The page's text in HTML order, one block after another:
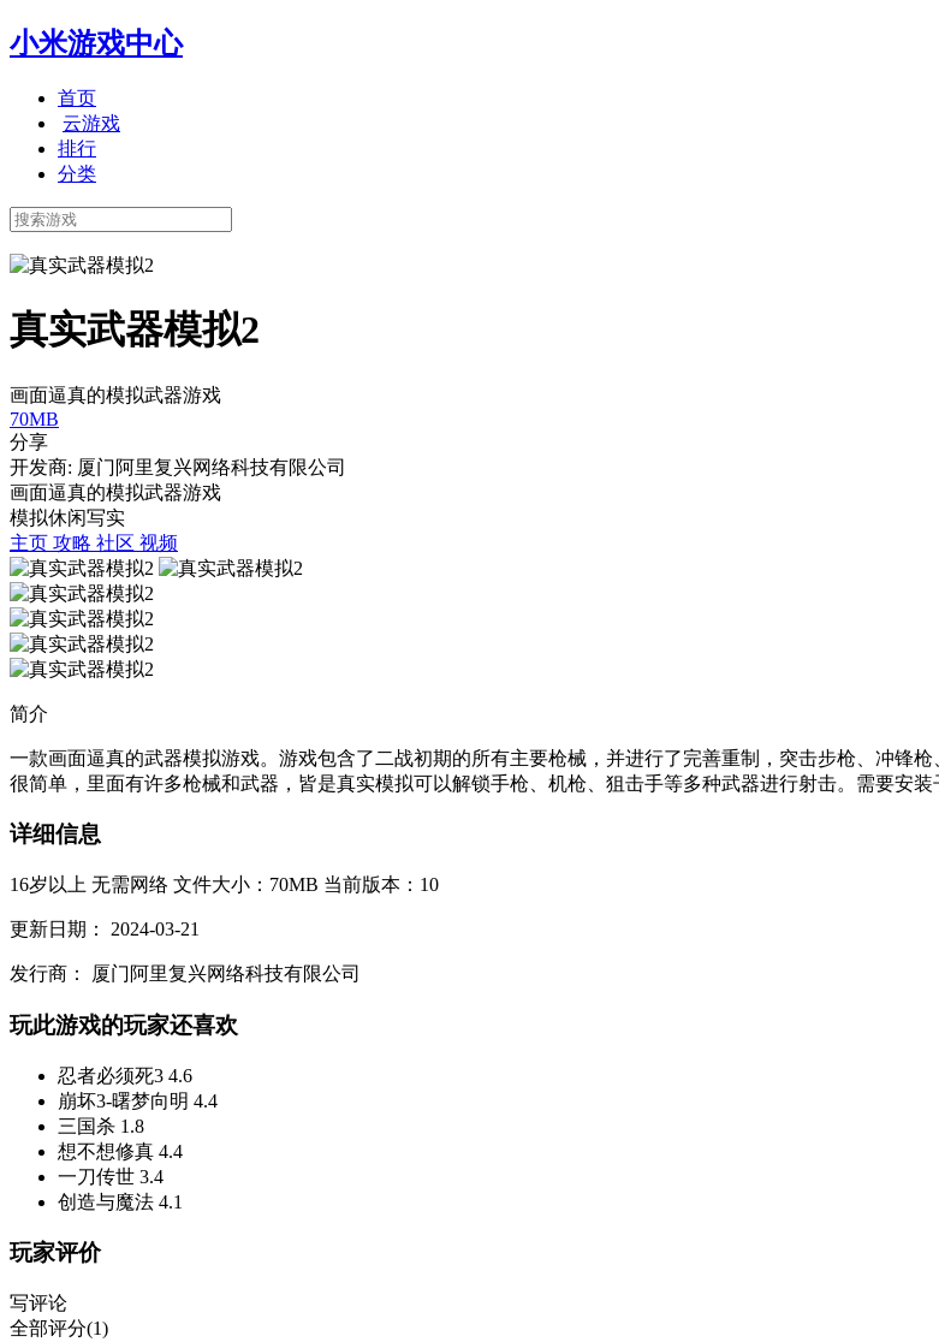
小米游戏中心
首页
云游戏
排行
分类
真实武器模拟2
画面逼真的模拟武器游戏
70MB
分享
开发商: 厦门阿里复兴网络科技有限公司
画面逼真的模拟武器游戏
模拟休闲写实
主页 攻略 社区 视频
简介
一款画面逼真的武器模拟游戏。游戏包含了二战初期的所有主要枪械，并进行了完善重制，突击步枪、冲锋
很简单，里面有许多枪械和武器，皆是真实模拟可以解锁手枪、机枪、狙击手等多种武器进行射击。需要安
详细信息
16岁以上 无需网络 文件大小：70MB 当前版本：10
更新日期： 2024-03-21
发行商： 厦门阿里复兴网络科技有限公司
玩此游戏的玩家还喜欢
忍者必须死3 4.6
崩坏3-曙梦向明 4.4
三国杀 1.8
想不想修真 4.4
一刀传世 3.4
创造与魔法 4.1
玩家评价
写评论
全部评分(1)